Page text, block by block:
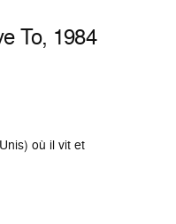
To, 1984
où il vit et